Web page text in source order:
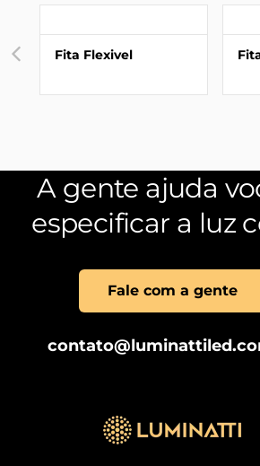
Fita Flexivel
A gente ajuda
especificar a luz
Fale com a gente